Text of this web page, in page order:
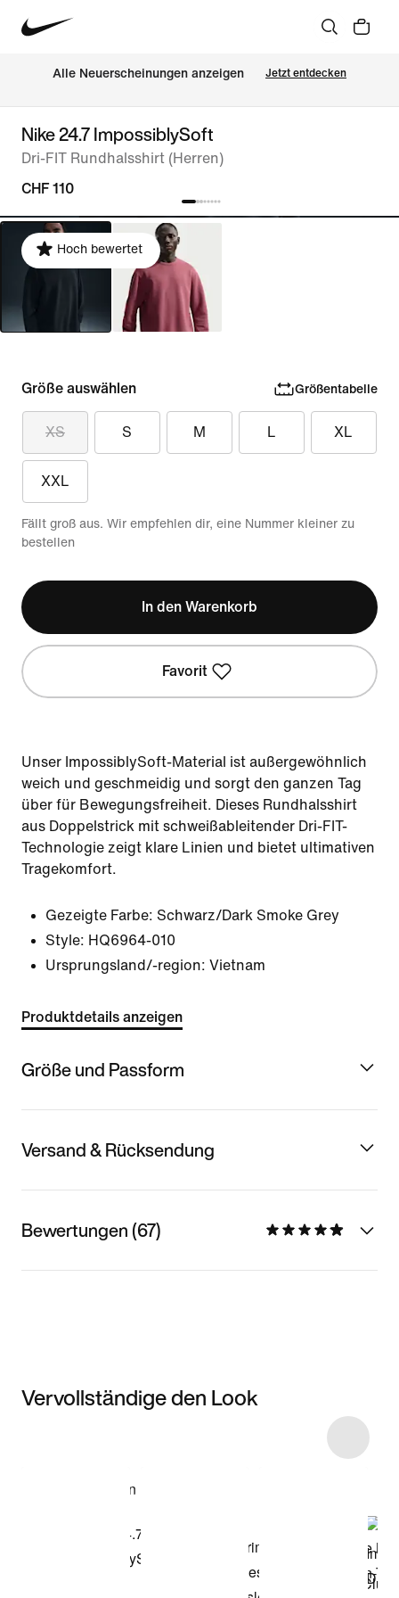
Alle Neuerscheinungen anzeigen Jetzt entdecken
Nike 24.7 ImpossiblySoft
Dri-FIT Rundhalsshirt (Herren)
CHF 110
Hoch bewertet
Größe auswählen Größentabelle
XS S M L XL
XXL
Fällt groß aus. Wir empfehlen dir, eine Nummer kleiner zu
bestellen
In den Warenkorb
Favorit
Unser ImpossiblySoft-Material ist außergewöhnlich
weich und geschmeidig und sorgt den ganzen Tag
über für Bewegungsfreiheit. Dieses Rundhalsshirt
aus Doppelstrick mit schweißableitender Dri-FIT-
Technologie zeigt klare Linien und bietet ultimativen
Tragekomfort.
Gezeigte Farbe: Schwarz/Dark Smoke Grey
Style: HQ6964-010
Ursprungsland/-region: Vietnam
Produktdetails anzeigen
Größe und Passform
Versand & Rücksendung
Bewertungen (67)
Vervollständige den Look
Modell anzeigen